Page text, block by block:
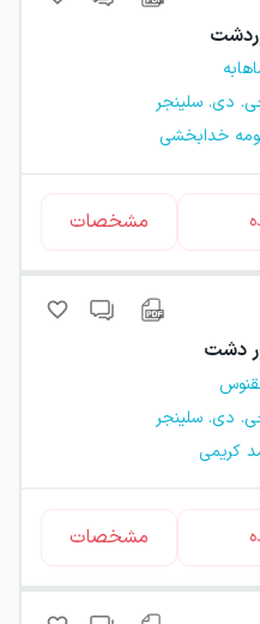
دی. سلینجر
خدابخشی
مشخصات
دشت
دی. سلینجر
کریمی
مشخصات